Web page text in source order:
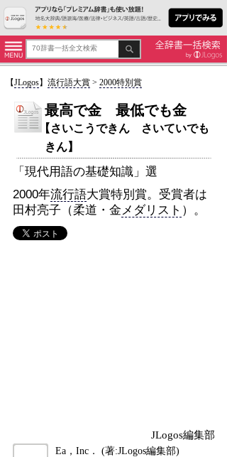
【JLogos】 流行語大賞> 2000特別賞
最高で金 最低でも金
【さいこうできん さいていでも
きん】
「現代用語の基礎知識」選
2000年流行語大賞特別賞。受賞者は
田村亮子（柔道・金メダリスト ）。
JLogos編集部
Ea，Inc． (著:JLogos編集部)